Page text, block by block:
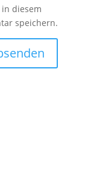
diesem
speichern.